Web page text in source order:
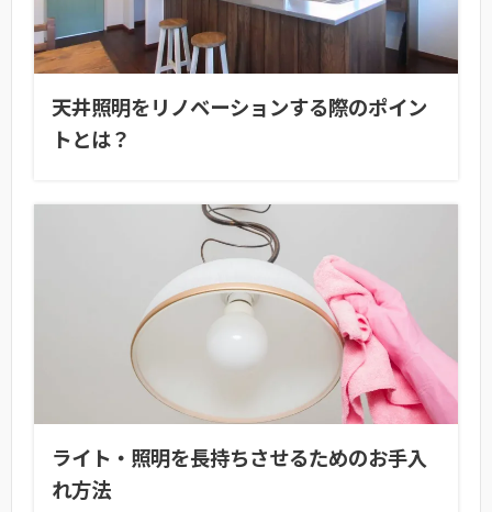
天井照明をリノベーションする際のポイン
トとは？
ライト・照明を長持ちさせるためのお手入
れ方法